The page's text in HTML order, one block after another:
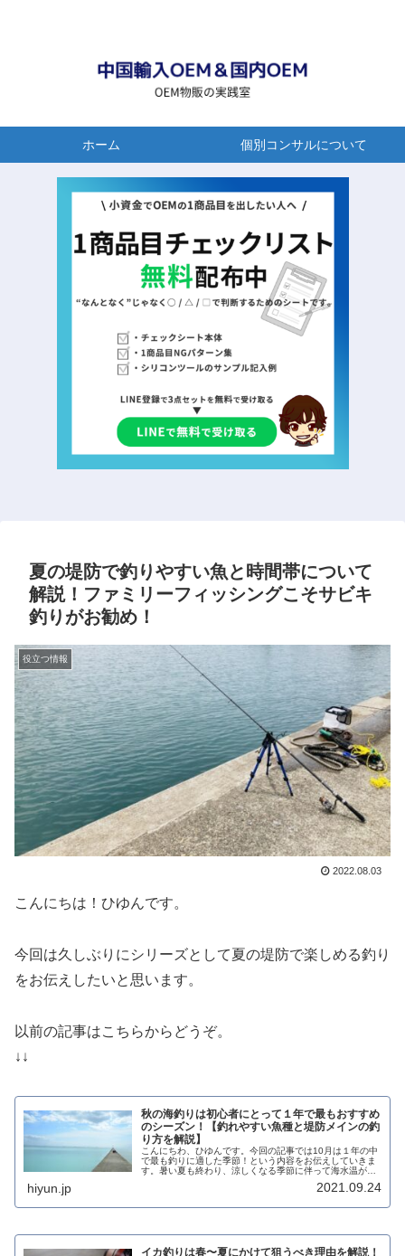
ホーム 個別コンサルについて
夏の堤防で釣りやすい魚と時間帯について
解説！ファミリーフィッシングこそサビキ
釣りがお勧め！
役立つ情報
2022.08.03
こんにちは！ひゆんです。
今回は久しぶりにシリーズとして夏の堤防で楽しめる釣り
をお伝えしたいと思います。
以前の記事はこちらからどうぞ。
↓↓
秋の海釣りは初心者にとって１年で最もおすすめ
のシーズン！【釣れやすい魚種と堤防メインの釣
り方を解説】
こんにちわ、ひゆんです。今回の記事では10月は１年の中
で最も釣りに適した季節！という内容をお伝えしていきま
す。暑い夏も終わり、涼しくなる季節に伴って海水温が
hiyun.jp 2021.09.24
イカ釣りは春〜夏にかけて狙うべき理由を解説！